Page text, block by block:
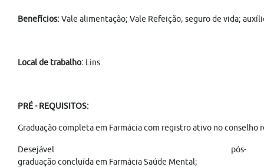
Benefícios:Vale alimentação; Vale Refeição, seguro de vida;
Local de trabalho: Lins
PRÉ - REQUISITOS:
Graduação completa em Farmácia com registro ativo no
Desejável pós-
graduação concluída em Farmácia Saúde Mental;